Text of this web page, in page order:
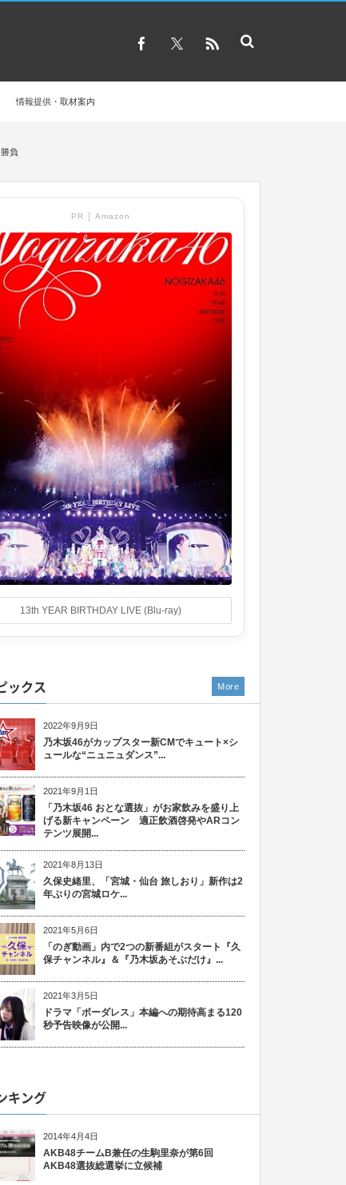
情報提供・取材案内
負
PR │ Amazon
13th YEAR BIRTHDAY LIVE (Blu-ray)
ックス
2022年9月9日
乃木坂46がカップスター新CMでキュート×シ
ュールな“ニュニュダンス”...
2021年9月1日
「乃木坂46 おとな選抜」がお家飲みを盛り上
げる新キャンペーン 適正飲酒啓発やARコン
テンツ展開...
2021年8月13日
久保史緒里、「宮城・仙台 旅しおり」新作は2
年ぶりの宮城ロケ...
2021年5月6日
「のぎ動画」内で2つの新番組がスタート『久
保チャンネル』＆『乃木坂あそぶだけ』...
2021年3月5日
ドラマ「ボーダレス」本編への期待高まる120
秒予告映像が公開...
More
キング
2014年4月4日
AKB48チームB兼任の生駒里奈が第6回
AKB48選抜総選挙に立候補